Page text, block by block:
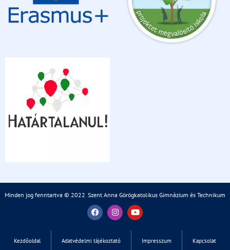
Minden jog fenntartva © 2022 Szent Anna Görögkatolikus Gimnázium és Technikum
Kezdőoldal Adatvédelmi tájékoztató Impresszum Kapcsolat